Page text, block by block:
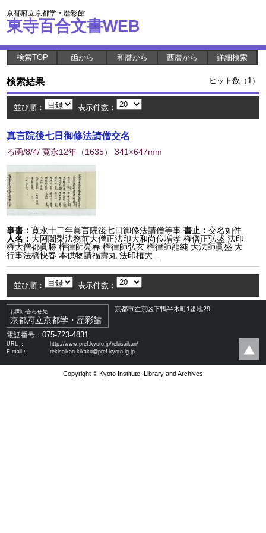
京都府立京都学・歴彩館
東寺百合文書WEB
検索TOP 函から 和暦から 西暦から 詳細検索
検索結果 ヒット数（1）
並び順： 表示件数：
真言院後七日御修法請僧交名
ろ函/8/4/ 寛永12年 （1635） 341×647mm
事書：寛永十二年眞言院後七日御修法請僧等事 書止：交名如件
人名： 大阿闍梨法務前大僧正法印大和尚位増孝 権僧正弘盛 法印
権大僧都眞勝 権律師亮春 権律師弘玄 権律師龍純 大法師眞盛 大
行事法橋快春 本供物請福壽丸 法印権大...
並び順： 表示件数：
お問い合わせ先
京都府立京都学・歴彩館
京都市左京区下鴨半木町1番地29
電話番号：075-723-4831
URL ：
http://www.pref.kyoto.jp/rekisaikan/
E-mail：
rekisaikan-kikaku@pref.kyoto.lg.jp
Copyright © Kyoto Institute, Library and Archives